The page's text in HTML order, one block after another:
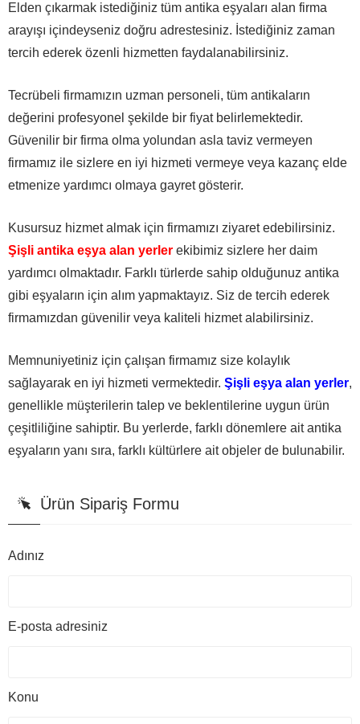
Elden çıkarmak istediğiniz tüm antika eşyaları alan firma
arayışı içindeyseniz doğru adrestesiniz. İstediğiniz zaman
tercih ederek özenli hizmetten faydalanabilirsiniz.
Tecrübeli firmamızın uzman personeli, tüm antikaların
değerini profesyonel şekilde bir fiyat belirlemektedir.
Güvenilir bir firma olma yolundan asla taviz vermeyen
firmamız ile sizlere en iyi hizmeti vermeye veya kazanç elde
etmenize yardımcı olmaya gayret gösterir.
Kusursuz hizmet almak için firmamızı ziyaret edebilirsiniz.
Şişli antika eşya alan yerler ekibimiz sizlere her daim
yardımcı olmaktadır. Farklı türlerde sahip olduğunuz antika
gibi eşyaların için alım yapmaktayız. Siz de tercih ederek
firmamızdan güvenilir veya kaliteli hizmet alabilirsiniz.
Memnuniyetiniz için çalışan firmamız size kolaylık
sağlayarak en iyi hizmeti vermektedir. Şişli eşya alan yerler,
genellikle müşterilerin talep ve beklentilerine uygun ürün
çeşitliliğine sahiptir. Bu yerlerde, farklı dönemlere ait antika
eşyaların yanı sıra, farklı kültürlere ait objeler de bulunabilir.
Ürün Sipariş Formu
Adınız
E-posta adresiniz
Konu